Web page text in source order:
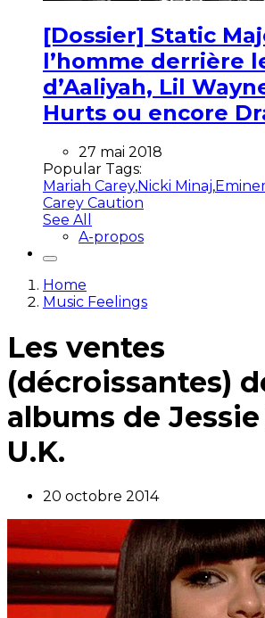
[Dossier] Static
l’homme derrière
d’Aaliyah, Lil
Hurts ou encore
27 mai 2018
Popular Tags:
Mariah Carey,Nicki Minaj,
Carey Caution
See All
A-propos
Home
Music Feelings
Les ventes
(décroissantes)
albums de
U.K.
20 octobre 2014